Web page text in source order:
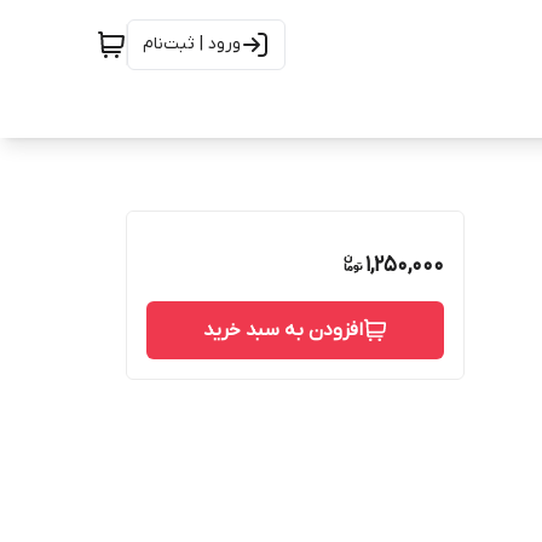
ورود | ثبت‌نام
1,250,000
افزودن به سبد خرید